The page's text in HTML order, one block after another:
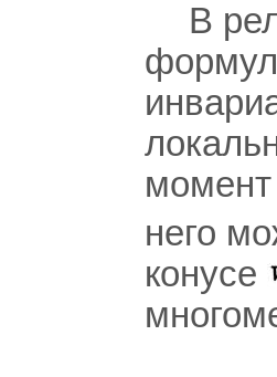
В
него
конусе